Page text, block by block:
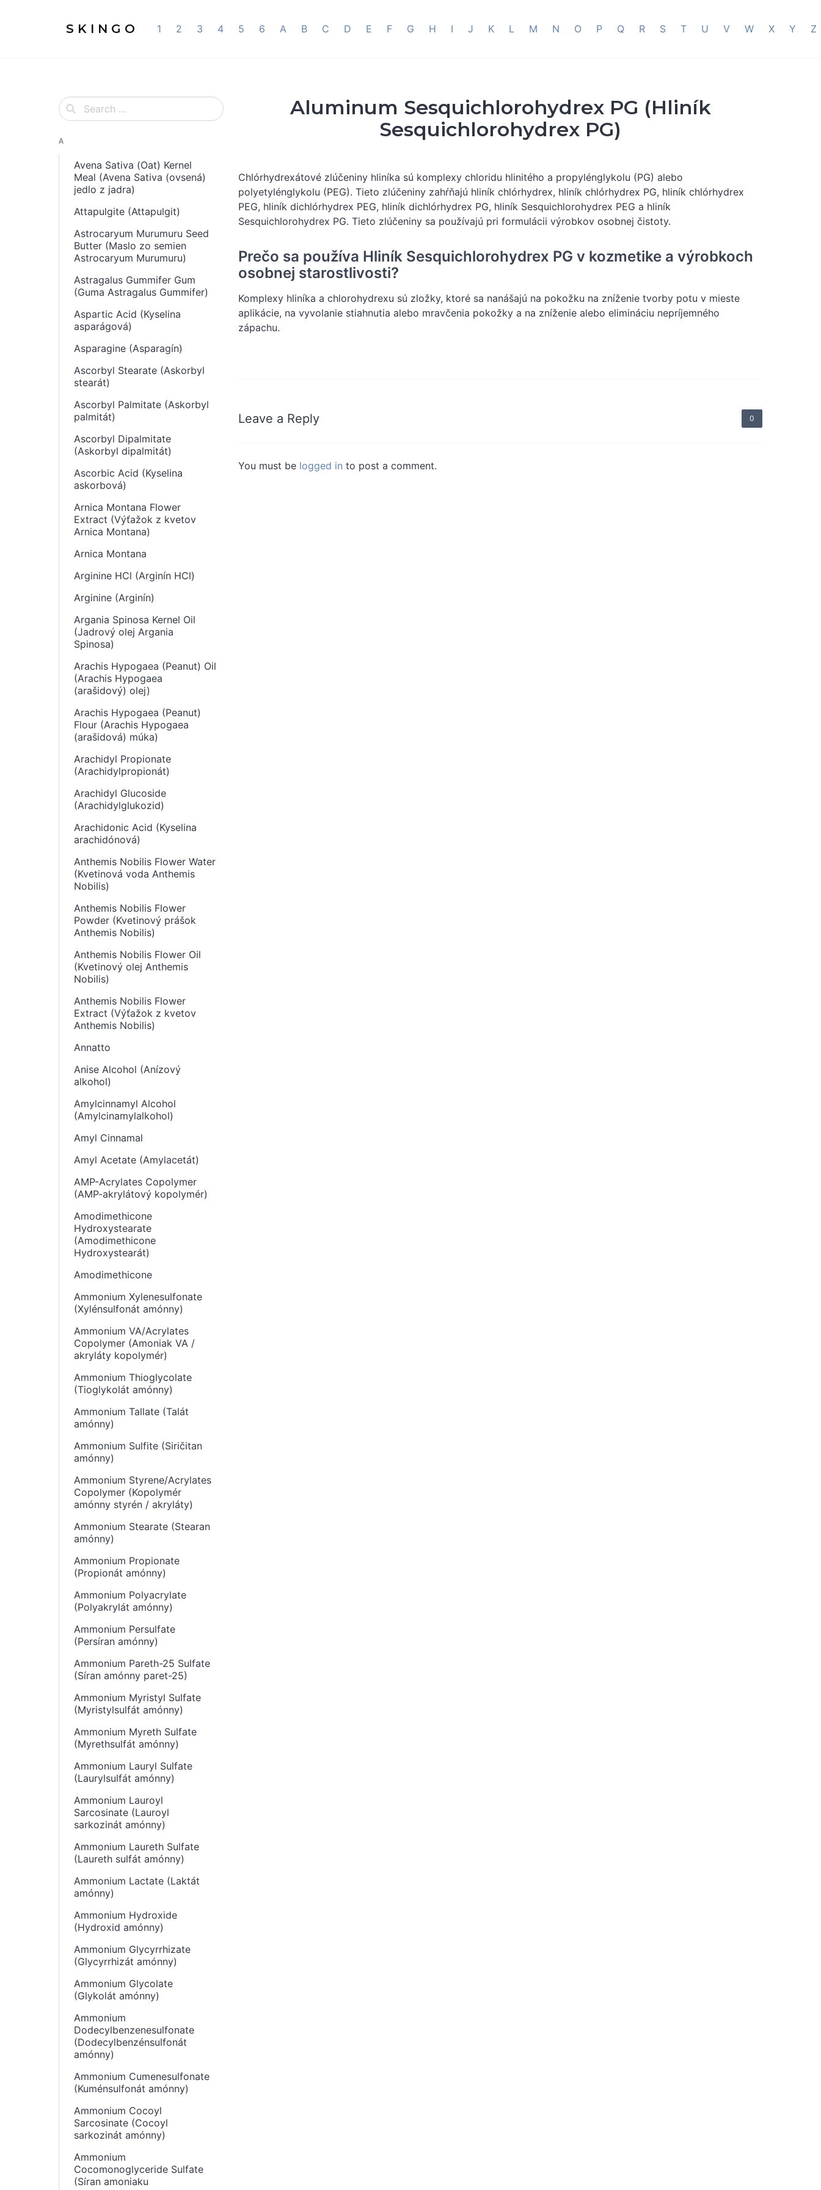
S K I N G O 1 2 3 4 5 6 A B C D E F G H I J K L M N O P Q R S T U V W X Y Z
A
Avena Sativa (Oat) Kernel
Meal (Avena Sativa (ovsená)
jedlo z jadra)
Attapulgite (Attapulgit)
Astrocaryum Murumuru Seed
Butter (Maslo zo semien
Astrocaryum Murumuru)
Astragalus Gummifer Gum
(Guma Astragalus Gummifer)
Aspartic Acid (Kyselina
asparágová)
Asparagine (Asparagín)
Ascorbyl Stearate (Askorbyl
stearát)
Ascorbyl Palmitate (Askorbyl
palmitát)
Ascorbyl Dipalmitate
(Askorbyl dipalmitát)
Ascorbic Acid (Kyselina
askorbová)
Arnica Montana Flower
Extract (Výťažok z kvetov
Arnica Montana)
Arnica Montana
Arginine HCl (Arginín HCl)
Arginine (Arginín)
Argania Spinosa Kernel Oil
(Jadrový olej Argania
Spinosa)
Arachis Hypogaea (Peanut) Oil
(Arachis Hypogaea
(arašidový) olej)
Arachis Hypogaea (Peanut)
Flour (Arachis Hypogaea
(arašidová) múka)
Arachidyl Propionate
(Arachidylpropionát)
Arachidyl Glucoside
(Arachidylglukozid)
Arachidonic Acid (Kyselina
arachidónová)
Anthemis Nobilis Flower Water
(Kvetinová voda Anthemis
Nobilis)
Anthemis Nobilis Flower
Powder (Kvetinový prášok
Anthemis Nobilis)
Anthemis Nobilis Flower Oil
(Kvetinový olej Anthemis
Nobilis)
Anthemis Nobilis Flower
Extract (Výťažok z kvetov
Anthemis Nobilis)
Annatto
Anise Alcohol (Anízový
alkohol)
Amylcinnamyl Alcohol
(Amylcinamylalkohol)
Amyl Cinnamal
Amyl Acetate (Amylacetát)
AMP-Acrylates Copolymer
(AMP-akrylátový kopolymér)
Amodimethicone
Hydroxystearate
(Amodimethicone
Hydroxystearát)
Amodimethicone
Ammonium Xylenesulfonate
(Xylénsulfonát amónny)
Ammonium VA/Acrylates
Copolymer (Amoniak VA /
akryláty kopolymér)
Ammonium Thioglycolate
(Tioglykolát amónny)
Ammonium Tallate (Talát
amónny)
Ammonium Sulfite (Siričitan
amónny)
Ammonium Styrene/Acrylates
Copolymer (Kopolymér
amónny styrén / akryláty)
Ammonium Stearate (Stearan
amónny)
Ammonium Propionate
(Propionát amónny)
Ammonium Polyacrylate
(Polyakrylát amónny)
Ammonium Persulfate
(Persíran amónny)
Ammonium Pareth-25 Sulfate
(Síran amónny paret-25)
Ammonium Myristyl Sulfate
(Myristylsulfát amónny)
Ammonium Myreth Sulfate
(Myrethsulfát amónny)
Ammonium Lauryl Sulfate
(Laurylsulfát amónny)
Ammonium Lauroyl
Sarcosinate (Lauroyl
sarkozinát amónny)
Ammonium Laureth Sulfate
(Laureth sulfát amónny)
Ammonium Lactate (Laktát
amónny)
Ammonium Hydroxide
(Hydroxid amónny)
Ammonium Glycyrrhizate
(Glycyrrhizát amónny)
Ammonium Glycolate
(Glykolát amónny)
Ammonium
Dodecylbenzenesulfonate
(Dodecylbenzénsulfonát
amónny)
Ammonium Cumenesulfonate
(Kuménsulfonát amónny)
Ammonium Cocoyl
Sarcosinate (Cocoyl
sarkozinát amónny)
Ammonium
Cocomonoglyceride Sulfate
(Síran amoniaku
Aluminum Sesquichlorohydrex PG (Hliník
Sesquichlorohydrex PG)
Chlórhydrexátové zlúčeniny hliníka sú komplexy chloridu hlinitého a propylénglykolu (PG) alebo
polyetylénglykolu (PEG). Tieto zlúčeniny zahŕňajú hliník chlórhydrex, hliník chlórhydrex PG, hliník chlórhydrex
PEG, hliník dichlórhydrex PEG, hliník dichlórhydrex PG, hliník Sesquichlorohydrex PEG a hliník
Sesquichlorohydrex PG. Tieto zlúčeniny sa používajú pri formulácii výrobkov osobnej čistoty.
Prečo sa používa Hliník Sesquichlorohydrex PG v kozmetike a výrobkoch
osobnej starostlivosti?
Komplexy hliníka a chlorohydrexu sú zložky, ktoré sa nanášajú na pokožku na zníženie tvorby potu v mieste
aplikácie, na vyvolanie stiahnutia alebo mravčenia pokožky a na zníženie alebo elimináciu nepríjemného
zápachu.
Leave a Reply 0
You must be logged in to post a comment.